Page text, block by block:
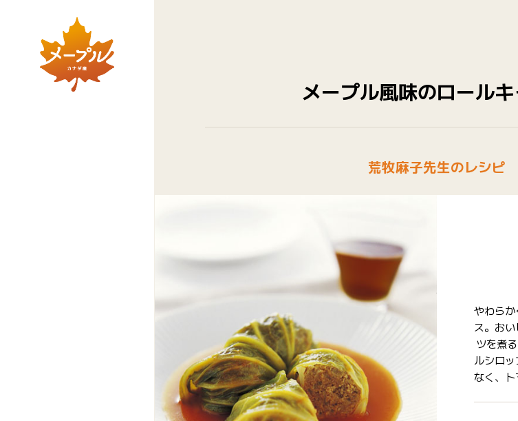
メープル風味のロール
荒牧麻子先生のレシピ
やわら
ス。お
ツを煮
ルシロ
なく、